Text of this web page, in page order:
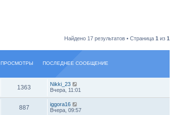
Найдено 17 результатов • Страница 1 из 1
ПРОСМОТРЫ ПОСЛЕДНЕЕ СООБЩЕНИЕ
1363
Nikki_23
Вчера, 11:01
887
iggora16
Вчера, 09:57